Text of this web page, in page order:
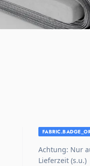
Achtung: Nur
Lieferzeit (s.u.)